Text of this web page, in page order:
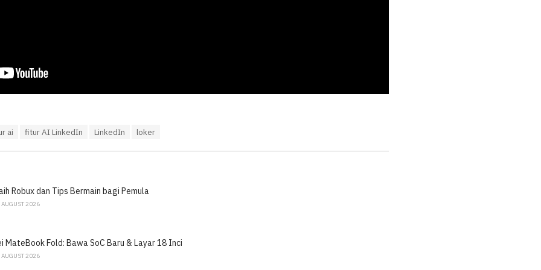
ai fitur AI LinkedIn LinkedIn loker
Robux dan Tips Bermain bagi Pemula
AUGUST 2026
MateBook Fold: Bawa SoC Baru & Layar 18 Inci
AUGUST 2026